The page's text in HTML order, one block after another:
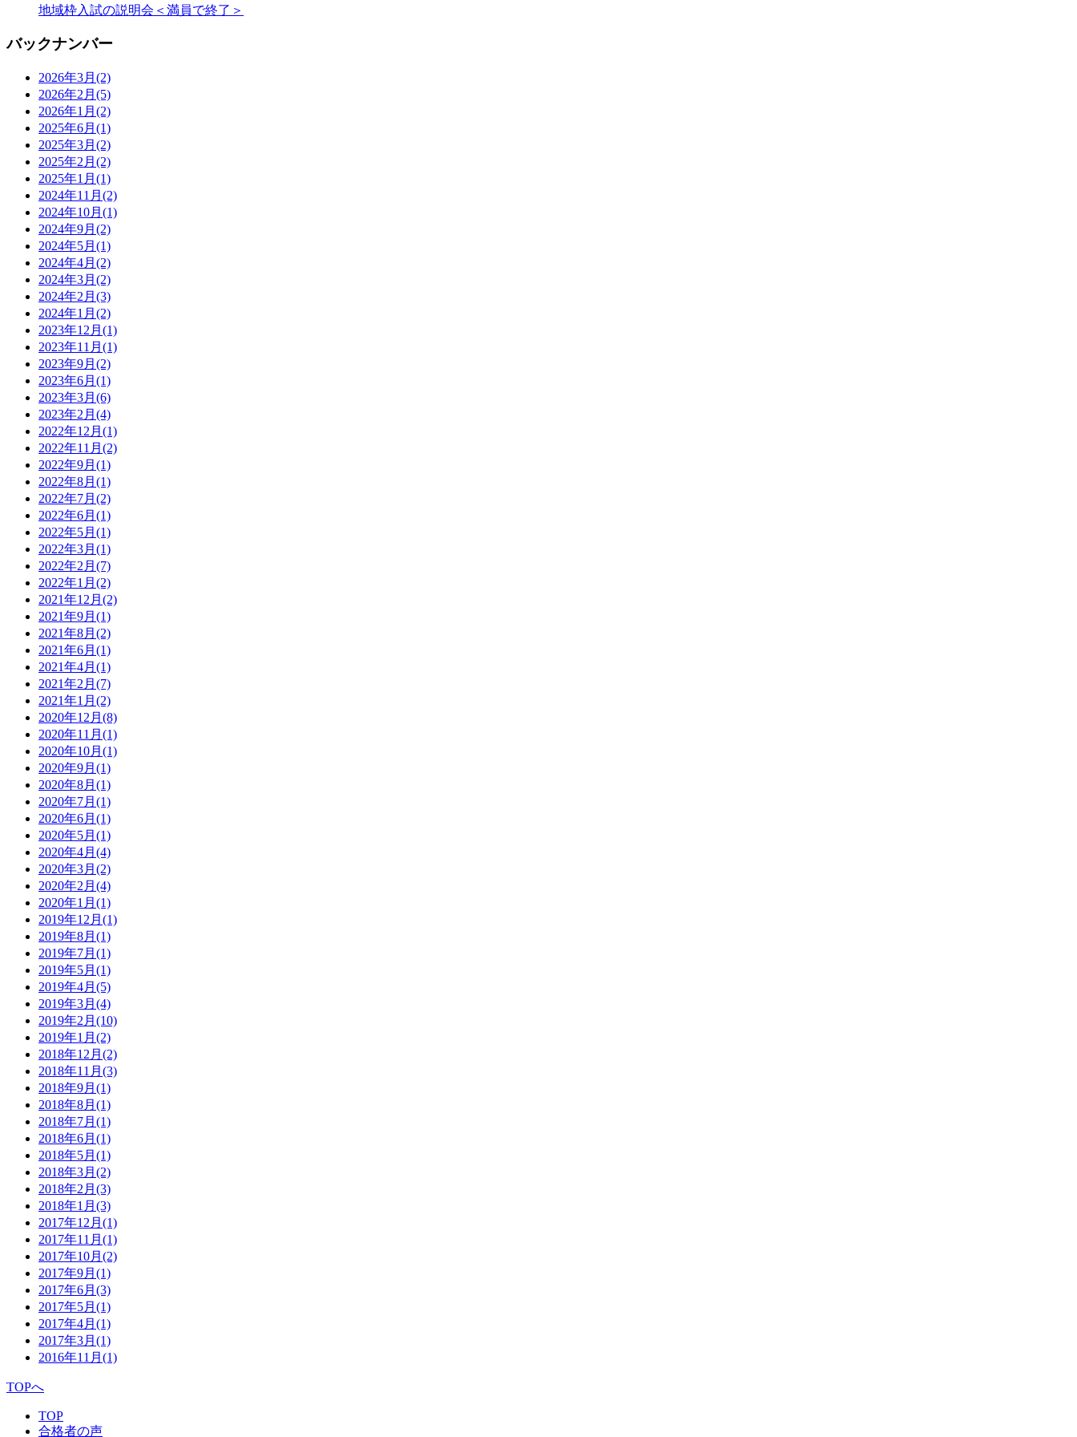
地域枠入試の説明会＜満員で終了＞
バックナンバー
2026年3月 (2)
2026年2月 (5)
2026年1月 (2)
2025年6月 (1)
2025年3月 (2)
2025年2月 (2)
2025年1月 (1)
2024年11月 (2)
2024年10月 (1)
2024年9月 (2)
2024年5月 (1)
2024年4月 (2)
2024年3月 (2)
2024年2月 (3)
2024年1月 (2)
2023年12月 (1)
2023年11月 (1)
2023年9月 (2)
2023年6月 (1)
2023年3月 (6)
2023年2月 (4)
2022年12月 (1)
2022年11月 (2)
2022年9月 (1)
2022年8月 (1)
2022年7月 (2)
2022年6月 (1)
2022年5月 (1)
2022年3月 (1)
2022年2月 (7)
2022年1月 (2)
2021年12月 (2)
2021年9月 (1)
2021年8月 (2)
2021年6月 (1)
2021年4月 (1)
2021年2月 (7)
2021年1月 (2)
2020年12月 (8)
2020年11月 (1)
2020年10月 (1)
2020年9月 (1)
2020年8月 (1)
2020年7月 (1)
2020年6月 (1)
2020年5月 (1)
2020年4月 (4)
2020年3月 (2)
2020年2月 (4)
2020年1月 (1)
2019年12月 (1)
2019年8月 (1)
2019年7月 (1)
2019年5月 (1)
2019年4月 (5)
2019年3月 (4)
2019年2月 (10)
2019年1月 (2)
2018年12月 (2)
2018年11月 (3)
2018年9月 (1)
2018年8月 (1)
2018年7月 (1)
2018年6月 (1)
2018年5月 (1)
2018年3月 (2)
2018年2月 (3)
2018年1月 (3)
2017年12月 (1)
2017年11月 (1)
2017年10月 (2)
2017年9月 (1)
2017年6月 (3)
2017年5月 (1)
2017年4月 (1)
2017年3月 (1)
2016年11月 (1)
TOPへ
TOP
合格者の声